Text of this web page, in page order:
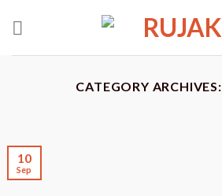
CATEGORY ARCHIVES:
10
Sep